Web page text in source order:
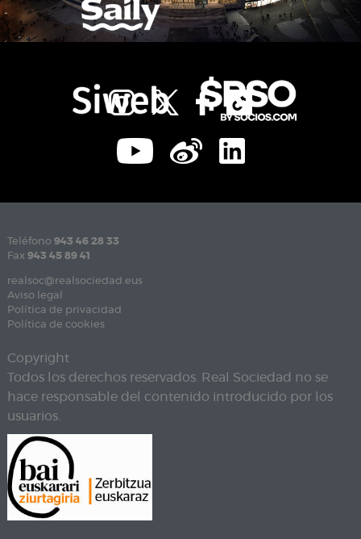
Teléfono 943 46 28 33
Fax 943 45 89 41
realsoc@realsociedad.eus
Aviso legal
Política de privacidad
Política de cookies
Copyright
Todos los derechos reservados. Real Sociedad no se
hace responsable del contenido introducido por los
usuarios.